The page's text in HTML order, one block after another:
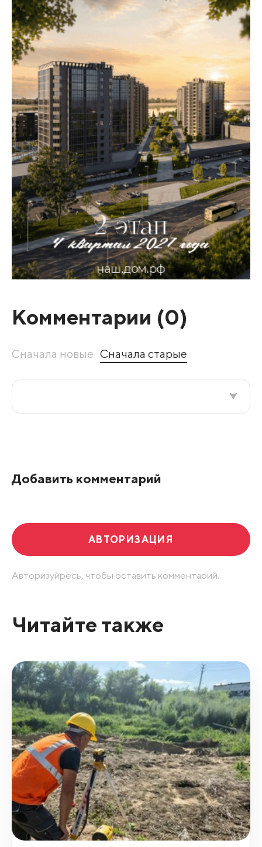
Комментарии (0)
Сначала новые Сначала старые
Добавить комментарий
АВТОРИЗАЦИЯ
Авторизуйресь, чтобы оставить комментарий.
Читайте также